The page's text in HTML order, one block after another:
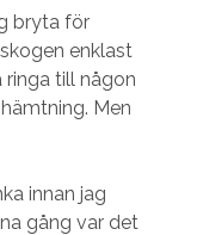
bryta för
enklast
ringa till någon
Men
innan jag
gång var det